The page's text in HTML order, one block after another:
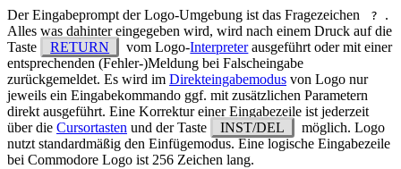
Der Eingabeprompt der Logo-Umgebung ist das Fragezeichen
? .
Alles was dahinter eingegeben wird, wird nach einem Druck auf die
Taste
RETURN vom Logo-Interpreterausgeführt oder mit einer
entsprechenden (Fehler-)Meldung bei Falscheingabe
zurückgemeldet. Es wird im Direkteingabemodus von Logo nur
jeweils ein Eingabekommando ggf. mit zusätzlichen Parametern
direkt ausgeführt. Eine Korrektur einer Eingabezeile ist jederzeit
über die Cursortasten und der Taste INST/DEL
möglich. Logo
nutzt standardmäßig den Einfügemodus. Eine logische Eingabezeile
bei Commodore Logo ist 256 Zeichen lang.